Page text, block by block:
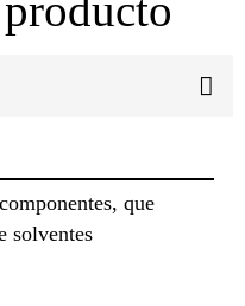
que
solventes